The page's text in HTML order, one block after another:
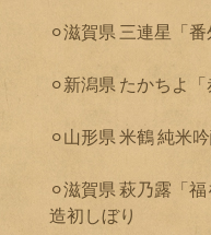
⚪︎滋賀県 三連星「
⚪︎新潟県 たかちよ
⚪︎山形県 米鶴 純米
⚪︎滋賀県 萩乃露「
造初しぼり